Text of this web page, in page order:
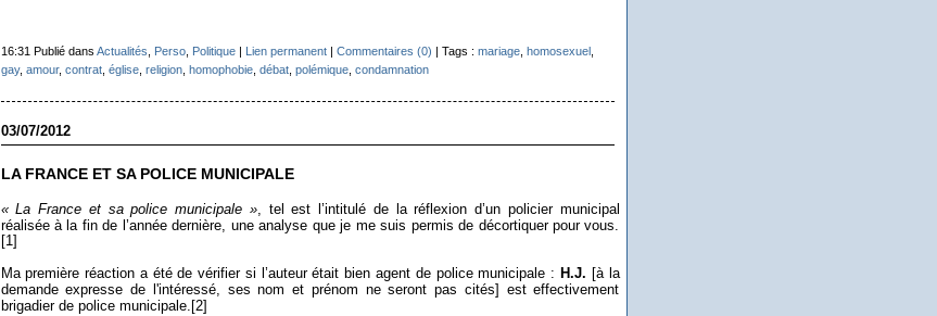
16:31 Publié dans Actualités, Perso, Politique| Lien permanent| Commentaires (0) | Tags : mariage, homosexuel ,
gay, amour, contrat, église, religion, homophobie, débat, polémique, condamnation
03/07/2012
LA FRANCE ET SA POLICE MUNICIPALE
« La France et sa police municipale », tel est l’intitulé de la réflexion d’un policier municipal
réalisée à la fin de l’année dernière, une analyse que je me suis permis de décortiquer pour vous.
[1]
Ma première réaction a été de vérifier si l’auteur était bien agent de police municipale : H.J. [à la
demande expresse de l'intéressé, ses nom et prénom ne seront pas cités] est effectivement
brigadier de police municipale. [2]